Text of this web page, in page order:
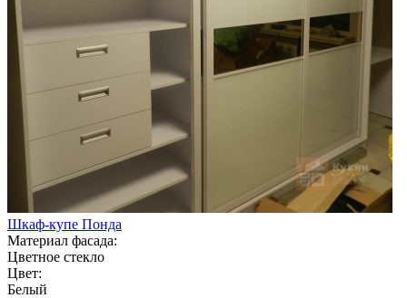
Шкаф-купе Понда
Материал фасада:
Цветное стекло
Цвет:
Белый